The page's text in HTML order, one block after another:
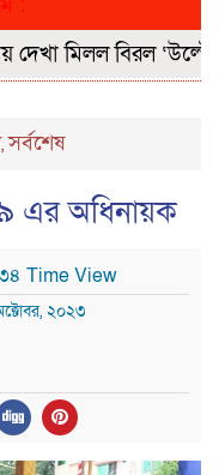
মিলল বিরল
,সর্বশেষ
৯ এর অধিনায়ক
Time View
২০২৩